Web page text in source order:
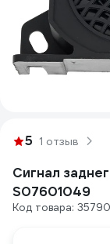
5 1 отзыв
Сигнал
S07601049
Код товара: